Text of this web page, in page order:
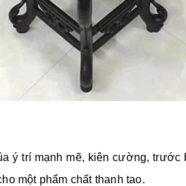
ý trí mạnh mẽ, kiên cường,
một phẩm chất thanh tao.